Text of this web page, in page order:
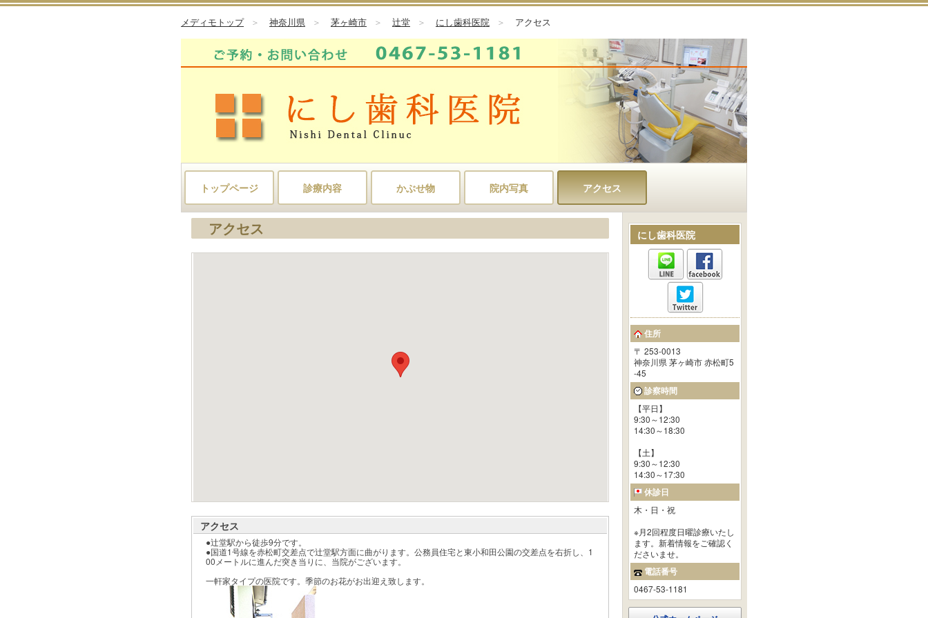
メディモトップ ＞ 神奈川県 ＞ 茅ヶ崎市 ＞ 辻堂 ＞ にし歯科医院 ＞ アクセス
トップページ 診療内容 かぶせ物 院内写真 アクセス
アクセス
アクセス
●辻堂駅から徒歩9分です。
●国道1号線を赤松町交差点で辻堂駅方面に曲がります。公務員住宅と東小和田公園の交差点を右折し、1
00メートルに進んだ突き当りに、当院がございます。
一軒家タイプの医院です。季節のお花がお出迎え致します。
にし歯科医院
住所
〒 253-0013
神奈川県 茅ヶ崎市 赤松町5
-45
診察時間
【平日】
9:30～12:30
14:30～18:30
【土】
9:30～12:30
14:30～17:30
休診日
木・日・祝
※月2回程度日曜診療いたし
ます。新着情報をご確認く
ださいませ。
電話番号
0467-53-1181